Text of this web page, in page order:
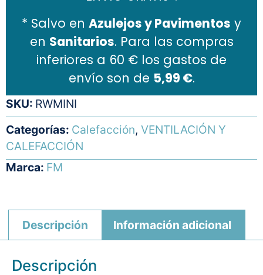
* Salvo en Azulejos y Pavimentos y
en Sanitarios. Para las compras
inferiores a 60 € los gastos de
envío son de 5,99 €.
SKU: RWMINI
Categorías: Calefacción, VENTILACIÓN Y
CALEFACCIÓN
Marca: FM
Descripción Información adicional
Descripción